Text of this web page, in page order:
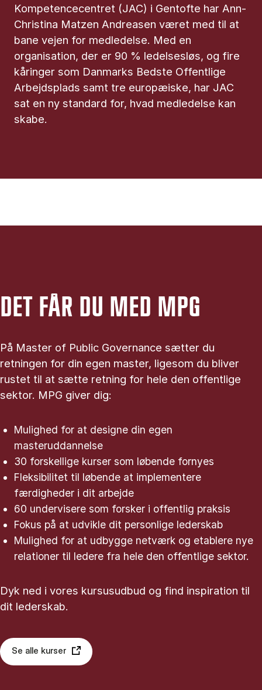
Kompetencecentret (JAC) i Gentofte har Ann-
Christina Matzen Andreasen været med til at
bane vejen for medledelse. Med en
organisation, der er 90 % ledelsesløs, og fire
kåringer som Danmarks Bedste Offentlige
Arbejdsplads samt tre europæiske, har JAC
sat en ny standard for, hvad medledelse kan
skabe.
DET FÅR DU MED MPG
På Master of Public Governance sætter du
retningen for din egen master, ligesom du bliver
rustet til at sætte retning for hele den offentlige
sektor. MPG giver dig:
Mulighed for at designe din egen
masteruddannelse
30 forskellige kurser som løbende fornyes
Fleksibilitet til løbende at implementere
færdigheder i dit arbejde
60 undervisere som forsker i offentlig praksis
Fokus på at udvikle dit personlige lederskab
Mulighed for at udbygge netværk og etablere nye
relationer til ledere fra hele den offentlige sektor.
Dyk ned i vores kursusudbud og find inspiration til
dit lederskab.
Se alle kurser